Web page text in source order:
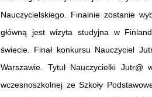
Nauczycielskiego. Finalnie zostanie
główną jest wizyta studyjna w
świecie. Finał konkursu Nauczyciel
Warszawie. Tytuł Nauczycielki Jutr@
wczesnoszkolnej ze Szkoły